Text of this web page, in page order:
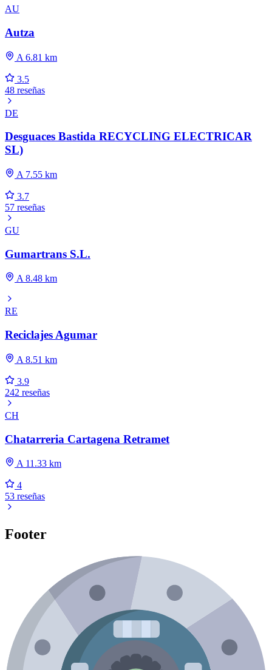
AU
Autza
A 6.81 km
3.5
48 reseñas
DE
Desguaces Bastida RECYCLING ELECTRICAR
SL)
A 7.55 km
3.7
57 reseñas
GU
Gumartrans S.L.
A 8.48 km
RE
Reciclajes Agumar
A 8.51 km
3.9
242 reseñas
CH
Chatarreria Cartagena Retramet
A 11.33 km
4
53 reseñas
Footer